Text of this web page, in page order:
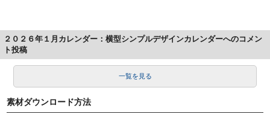
２０２６年１月カレンダー：横型シンプルデザインカレンダーへのコメン
ト投稿
一覧を見る
素材ダウンロード方法